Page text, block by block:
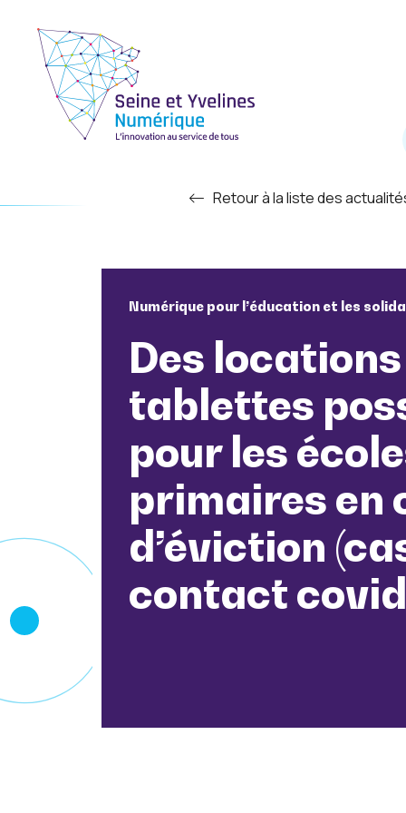
Retour à la liste des
Numérique pour l’éducation et les
Des
tablettes
pour les
primaires en
d’éviction
contact covid